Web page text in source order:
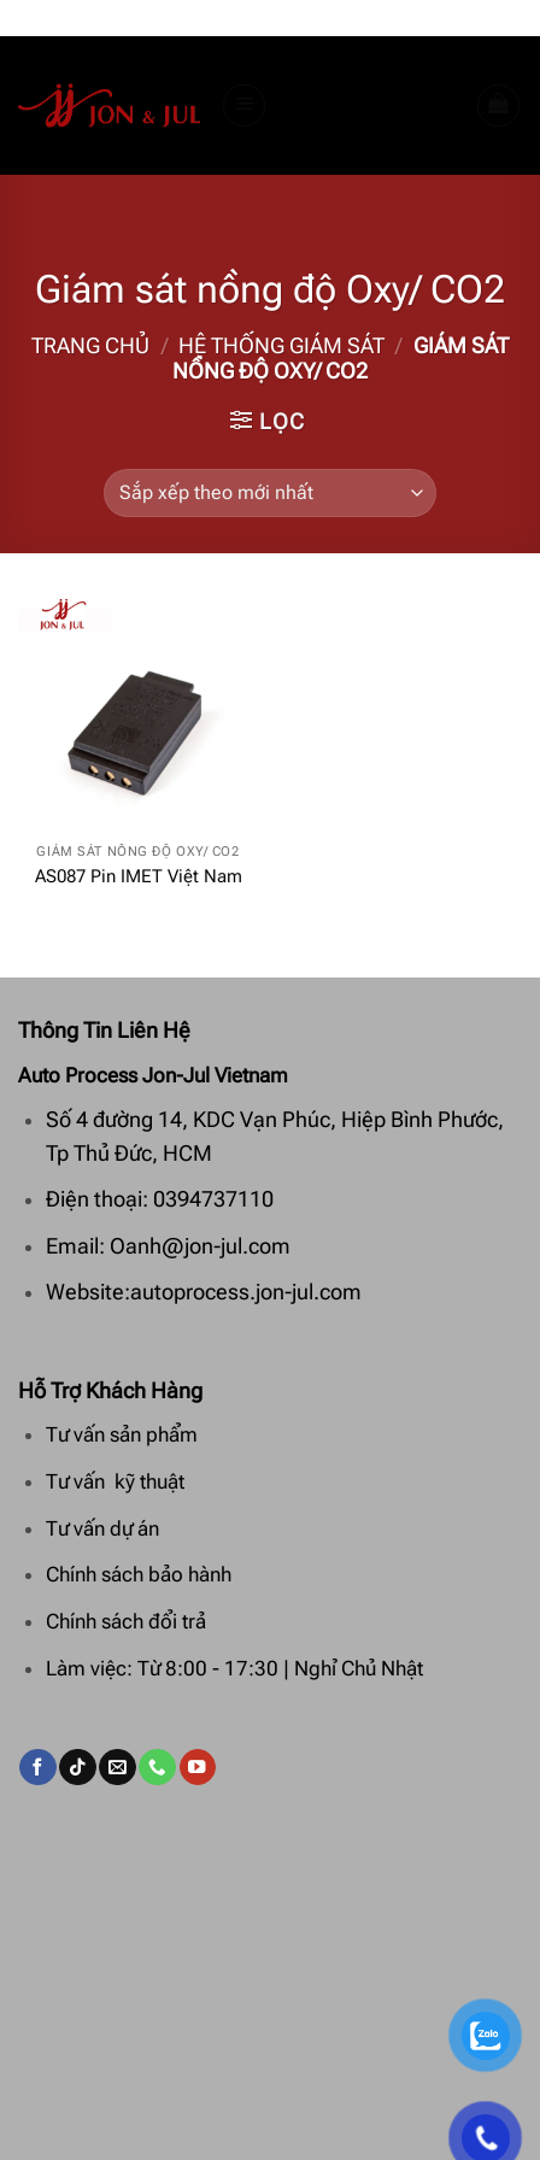
dung
Giám sát nồng độ Oxy/ CO2
TRANG CHỦ / HỆ THỐNG GIÁM SÁT / GIÁM SÁT
NỒNG ĐỘ OXY/ CO2
LỌC
GIÁM SÁT NỒNG ĐỘ OXY/ CO2
AS087 Pin IMET Việt Nam
Thông Tin Liên Hệ
Auto Process Jon-Jul Vietnam
Số 4 đường 14, KDC Vạn Phúc, Hiệp Bình Phước,
Tp Thủ Đức, HCM
Điện thoại: 0394737110
Email: Oanh@jon-jul.com
Website:autoprocess.jon-jul.com
Hỗ Trợ Khách Hàng
Tư vấn sản phẩm
Tư vấn kỹ thuật
Tư vấn dự án
Chính sách bảo hành
Chính sách đổi trả
Làm việc: Từ 8:00 - 17:30 | Nghỉ Chủ Nhật